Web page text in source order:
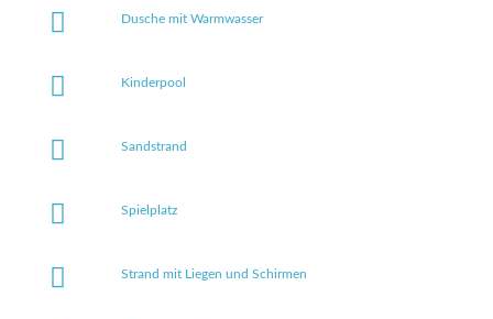
Dusche mit Warmwasser
Kinderpool
Sandstrand
Spielplatz
Strand mit Liegen und Schirmen